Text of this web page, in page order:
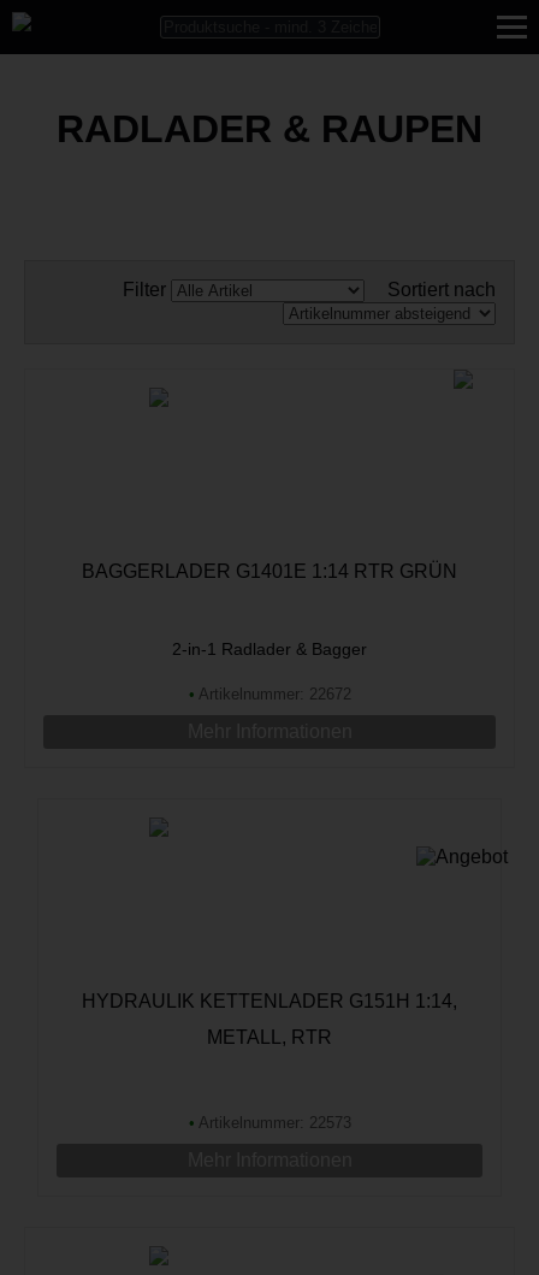
RADLADER & RAUPEN
Filter Sortiert nach
BAGGERLADER G1401E 1:14 RTR GRÜN
2-in-1 Radlader & Bagger
• Artikelnummer: 22672
HYDRAULIK KETTENLADER G151H 1:14,
METALL, RTR
• Artikelnummer: 22573